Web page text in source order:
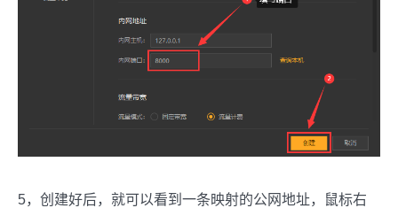
5，创建好后，就可以看到一条映射的公网地址，鼠标右